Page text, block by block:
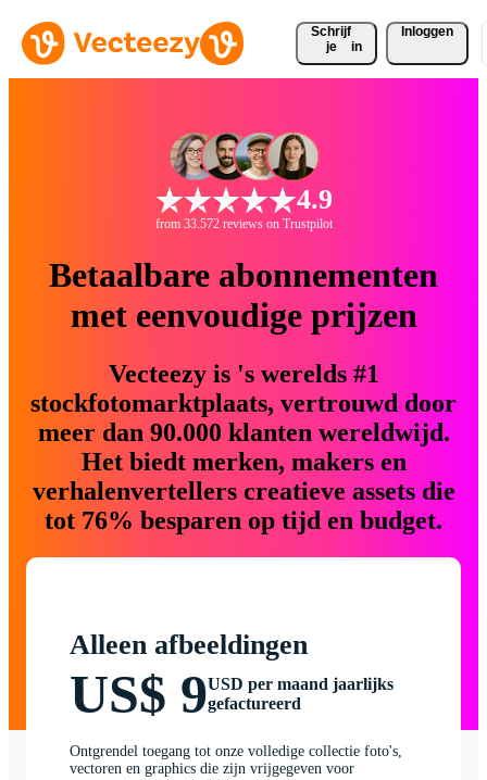
Schrijf
je
in
Inloggen
4.9
from 33.572 reviews on Trustpilot
Betaalbare abonnementen
met eenvoudige prijzen
Vecteezy is 's werelds #1
stockfotomarktplaats, vertrouwd door
meer dan 90.000 klanten wereldwijd.
Het biedt merken, makers en
verhalenvertellers creatieve assets die
tot 76% besparen op tijd en budget.
Alleen afbeeldingen
US$ 9USD per maand jaarlijks
gefactureerd
Ontgrendel toegang tot onze volledige collectie foto's,
vectoren en graphics die zijn vrijgegeven voor